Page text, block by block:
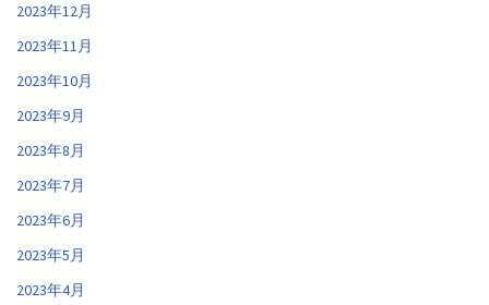
2023年12月
2023年11月
2023年10月
2023年9月
2023年8月
2023年7月
2023年6月
2023年5月
2023年4月